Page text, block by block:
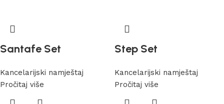
Santafe Set
Kancelarijski namještaj
Pročitaj više
Step Set
Kancelarijski namještaj
Pročitaj više